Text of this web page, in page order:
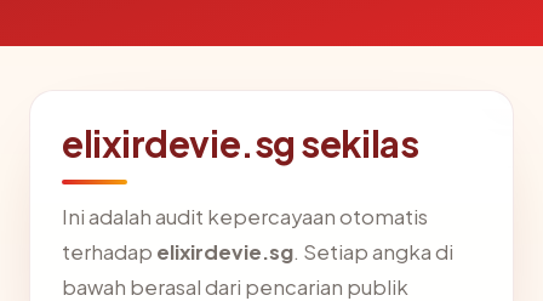
elixirdevie.sg sekilas
Ini adalah audit kepercayaan otomatis
terhadap elixirdevie.sg. Setiap angka di
bawah berasal dari pencarian publik